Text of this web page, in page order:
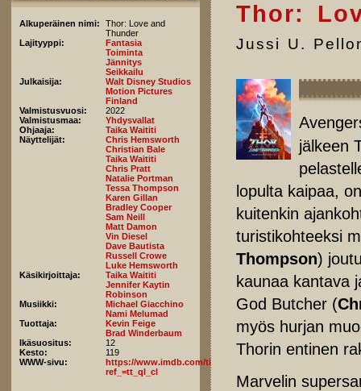
Alkuperäinen nimi:
Thor: Love and
Thunder
Lajityyppi:
Fantasia
Toiminta
Jännitys
Seikkailu
Julkaisija:
Walt Disney Studios
Motion Pictures
Finland
Valmistusvuosi:
2022
Valmistusmaa:
Yhdysvallat
Ohjaaja:
Taika Waititi
Näyttelijät:
Chris Hemsworth
Christian Bale
Taika Waititi
Chris Pratt
Natalie Portman
Tessa Thompson
Karen Gillan
Bradley Cooper
Sam Neill
Matt Damon
Vin Diesel
Dave Bautista
Russell Crowe
Luke Hemsworth
Käsikirjoittaja:
Taika Waititi
Jennifer Kaytin
Robinson
Musiikki:
Michael Giacchino
Nami Melumad
Tuottaja:
Kevin Feige
Brad Winderbaum
Ikäsuositus:
12
Kesto:
119
WWW-sivu:
https://www.imdb.com/title/tt10648342/fullcredits/?
ref_=tt_ql_cl
Thor:
Jussi U.
jälkeen
lopulta kaipaa,
kuitenkin
turistikohteeksi
Thompson)
kaunaa kantava
God Butcher (
myös hurjan
Thorin entinen
Marvelin